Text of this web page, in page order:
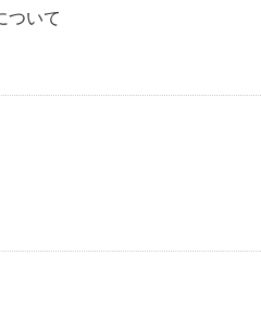
ついて